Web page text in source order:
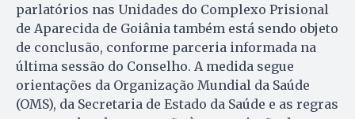
parlatórios nas Unidades do Complexo Prisional
de Aparecida de Goiânia também está sendo objeto
de conclusão, conforme parceria informada na
última sessão do Conselho. A medida segue
orientações da Organização Mundial da Saúde
(OMS), da Secretaria de Estado da Saúde e as regras